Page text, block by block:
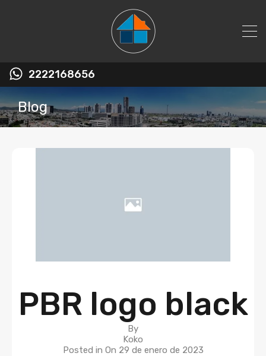
2222168656
Blog
PBR logo black
By
Koko
Posted in On 29 de enero de 2023